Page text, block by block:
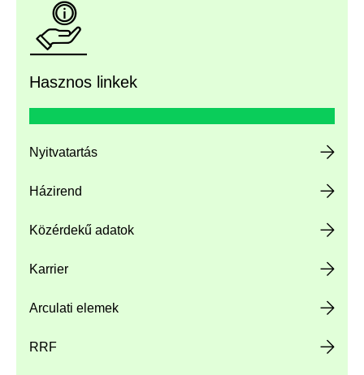
Hasznos linkek
Nyitvatartás
Házirend
Közérdekű adatok
Karrier
Arculati elemek
RRF